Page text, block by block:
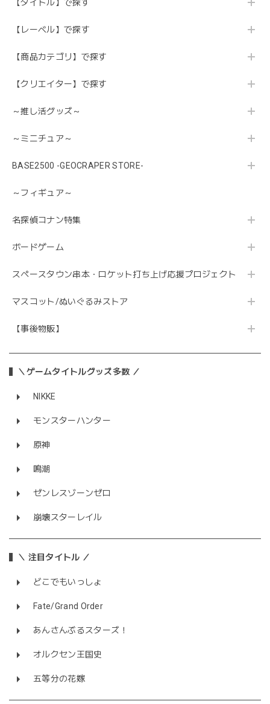
【タイトル】で探す
【レーベル】で探す
【商品カテゴリ】で探す
【クリエイター】で探す
～推し活グッズ～
～ミニチュア～
BASE2500 -GEOCRAPER STORE-
～フィギュア～
名探偵コナン特集
ボードゲーム
スペースタウン串本・ロケット打ち上げ応援プロジェクト
マスコット/ぬいぐるみストア
【事後物販】
＼ゲームタイトルグッズ多数 ／
NIKKE
モンスターハンター
原神
鳴潮
ゼンレスゾーンゼロ
崩壊スターレイル
＼ 注目タイトル ／
どこでもいっしょ
Fate/Grand Order
あんさんぶるスターズ！
オルクセン王国史
五等分の花嫁